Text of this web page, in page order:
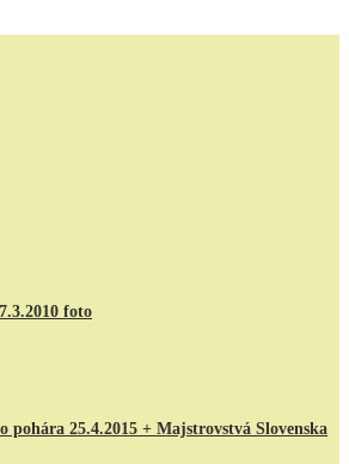
foto
pohára 25.4.2015 + Majstrovstvá Slovenska